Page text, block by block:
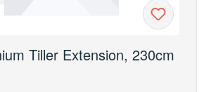
Tiller Extension, 230cm